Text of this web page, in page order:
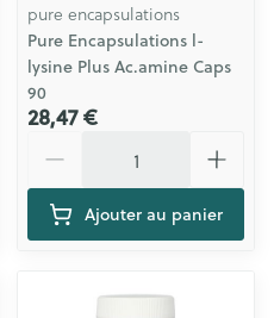
pure encapsulations
Pure Encapsulations l-
lysine Plus Ac.amine Caps
90
28,47 €
Ajouter au panier